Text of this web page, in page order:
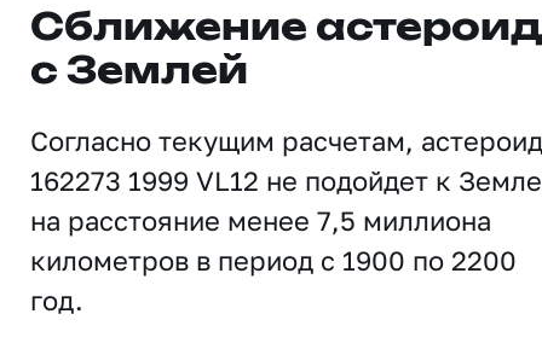
Сближение
с Землей
Согласно текущим расчетам, астероид
162273 1999 VL12 не подойдет к Земле
на расстояние менее 7,5 миллиона
километров в период с 1900 по 2200
год.